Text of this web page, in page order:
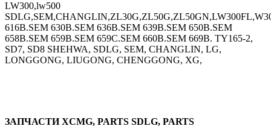
LW300,lw500
616B.SEM 630B.SEM 636B.SEM 639B.SEM 650B.SEM
658B.SEM 659B.SEM 659C.SEM 660B.SEM 669B. TY165-2,
SD7, SD8 SHEHWA, SDLG, SEM, CHANGLIN, LG,
LONGGONG, LIUGONG, CHENGGONG, XG,
ЗАПЧАСТИ XCMG, PARTS SDLG, PARTS